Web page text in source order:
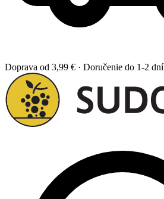
Doprava od 3,99 € · Doručenie do 1-2 dní